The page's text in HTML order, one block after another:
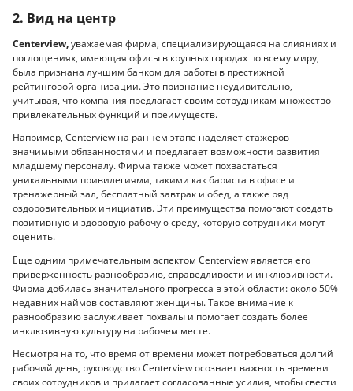
2. Вид на центр
Centerview,уважаемая фирма, специализирующаяся на слияниях и
поглощениях, имеющая офисы в крупных городах по всему миру,
была признана лучшим банком для работы в престижной
рейтинговой организации. Это признание неудивительно,
учитывая, что компания предлагает своим сотрудникам множество
привлекательных функций и преимуществ.
Например, Centerview на раннем этапе наделяет стажеров
значимыми обязанностями и предлагает возможности развития
младшему персоналу. Фирма также может похвастаться
уникальными привилегиями, такими как бариста в офисе и
тренажерный зал, бесплатный завтрак и обед, а также ряд
оздоровительных инициатив. Эти преимущества помогают создать
позитивную и здоровую рабочую среду, которую сотрудники могут
оценить.
Еще одним примечательным аспектом Centerview является его
приверженность разнообразию, справедливости и инклюзивности.
Фирма добилась значительного прогресса в этой области: около 50%
недавних наймов составляют женщины. Такое внимание к
разнообразию заслуживает похвалы и помогает создать более
инклюзивную культуру на рабочем месте.
Несмотря на то, что время от времени может потребоваться долгий
рабочий день, руководство Centerview осознает важность времени
своих сотрудников и прилагает согласованные усилия, чтобы свести